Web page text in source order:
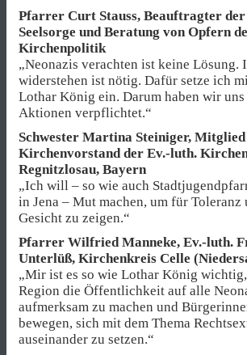
Pfarrer Curt Stauss, Beauftragter
Seelsorge und Beratung von Opfern
Kirchenpolitik
„Neonazis verachten ist keine Lösung.
widerstehen ist nötig. Dafür setze ich
Lothar König ein. Darum haben wir
Aktionen verpflichtet.“
Schwester Martina Steiniger,
Kirchenvorstand der Ev.-luth.
Regnitzlosau, Bayern
„Ich will – so wie auch
in Jena – Mut machen, um für Toleranz
Gesicht zu zeigen.“
Pfarrer Wilfried Manneke, Ev.-luth.
Unterlüß, Kirchenkreis Celle
„Mir ist es so wie Lothar König
Region die Öffentlichkeit auf alle
aufmerksam zu machen und
bewegen, sich mit dem Thema
auseinander zu setzen.“